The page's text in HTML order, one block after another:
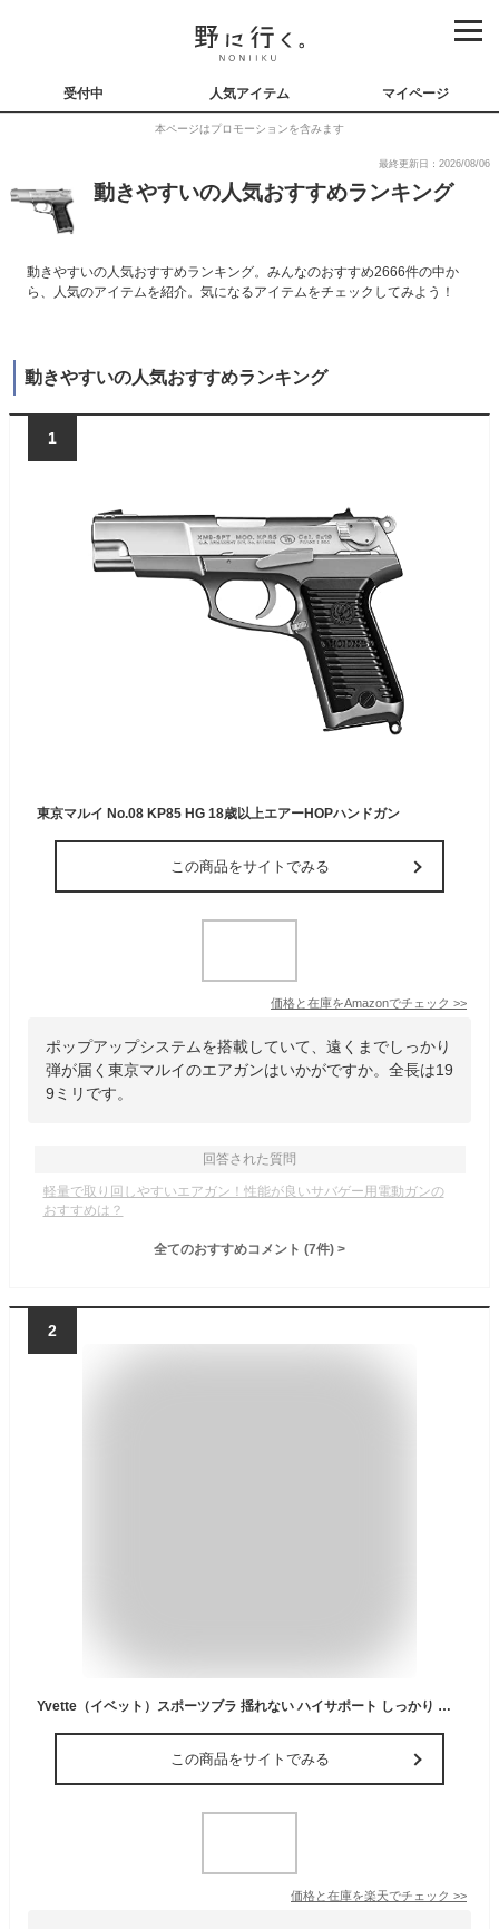
受付中 人気アイテム マイページ
本ページはプロモーションを含みます
最終更新日：2026/08/06
動きやすいの人気おすすめランキング
動きやすいの人気おすすめランキング。みんなのおすすめ2666件の中か
ら、人気のアイテムを紹介。気になるアイテムをチェックしてみよう！
動きやすいの人気おすすめランキング
1
東京マルイ No.08 KP85 HG 18歳以上エアーHOPハンドガン
この商品をサイトでみる
価格と在庫をAmazonでチェック >>
ポップアップシステムを搭載していて、遠くまでしっかり
弾が届く東京マルイのエアガンはいかがですか。全長は19
9ミリです。
回答された質問
軽量で取り回しやすいエアガン！性能が良いサバゲー用電動ガンの
おすすめは？
全てのおすすめコメント (7件) >
2
Yvette（イベット）スポーツブラ 揺れない ハイサポート しっかり サポート 後ろホックタイプ 大きいサイズ レディース ランニング用 ノンワイヤー フィットネスブラ スポーツ用インナー スポーツブラジャー ジッパー
この商品をサイトでみる
価格と在庫を楽天でチェック >>